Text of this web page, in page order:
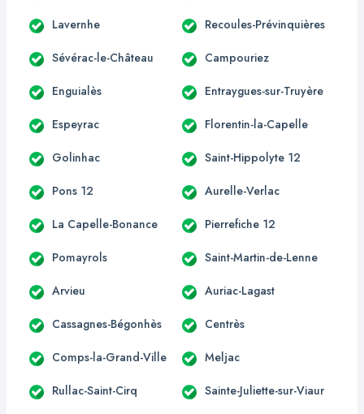
Lavernhe Recoules-Prévinquières
Sévérac-le-Château Campouriez
Enguialès Entraygues-sur-Truyère
Espeyrac Florentin-la-Capelle
Golinhac Saint-Hippolyte 12
Pons 12 Aurelle-Verlac
La Capelle-Bonance Pierrefiche 12
Pomayrols Saint-Martin-de-Lenne
Arvieu Auriac-Lagast
Cassagnes-Bégonhès Centrès
Comps-la-Grand-Ville Meljac
Rullac-Saint-Cirq Sainte-Juliette-sur-Viaur